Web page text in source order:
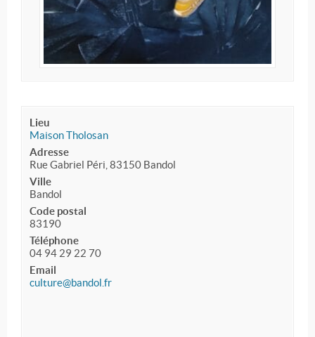
Lieu
Maison Tholosan
Adresse
Rue Gabriel Péri, 83150 Bandol
Ville
Bandol
Code postal
83190
Téléphone
04 94 29 22 70
Email
culture@bandol.fr